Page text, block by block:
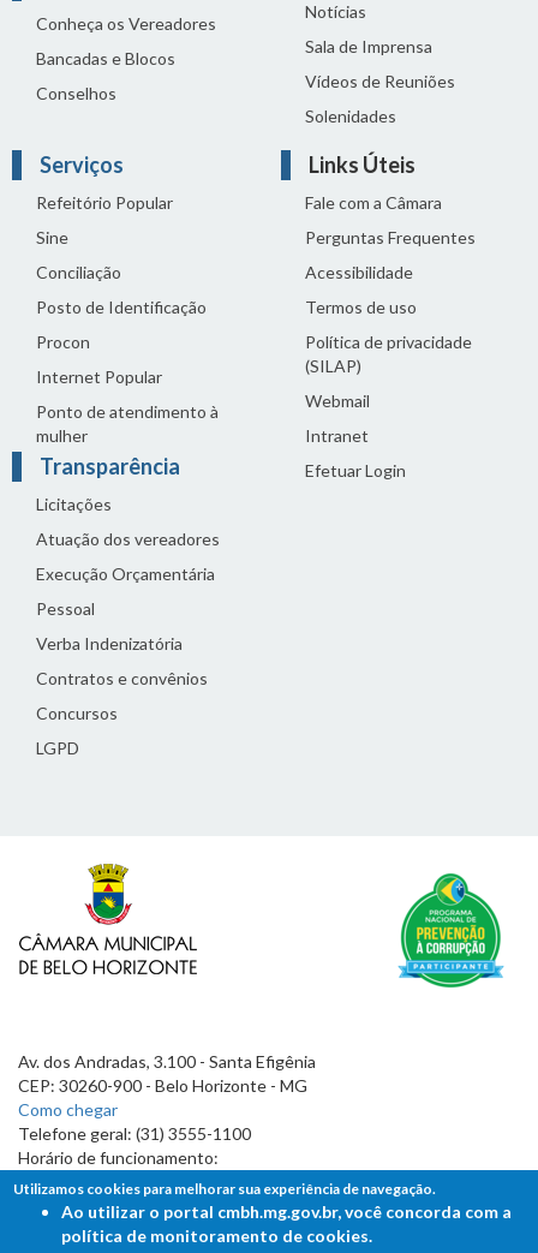
Conheça os Vereadores
Bancadas e Blocos
Conselhos
Notícias
Sala de Imprensa
Vídeos de Reuniões
Solenidades
Serviços
Refeitório Popular
Sine
Conciliação
Posto de Identificação
Procon
Internet Popular
Ponto de atendimento à
mulher
Transparência
Licitações
Atuação dos vereadores
Execução Orçamentária
Pessoal
Verba Indenizatória
Contratos e convênios
Concursos
LGPD
Links Úteis
Fale com a Câmara
Perguntas Frequentes
Acessibilidade
Termos de uso
Política de privacidade
(SILAP)
Webmail
Intranet
Efetuar Login
Av. dos Andradas, 3.100 - Santa Efigênia
CEP: 30260-900 - Belo Horizonte - MG
Como chegar
Telefone geral: (31) 3555-1100
Horário de funcionamento:
7h às 19h
Utilizamos cookies para melhorar sua experiência de navegação.
Ao utilizar o portal cmbh.mg.gov.br, você concorda com a
política de monitoramento de cookies.